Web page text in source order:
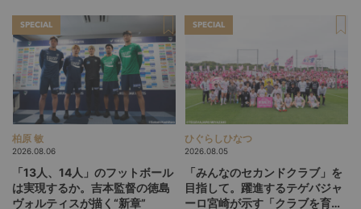
SPECIAL
柏原 敏
2026.08.06
「13人、14人」のフットボール
は実現するか。吉本監督の徳島
ヴォルティスが描く“新章”
SPECIAL
ひぐらしひなつ
2026.08.05
「みんなのセカンドクラブ」を
目指して。躍進するテゲバジャ
ーロ宮崎が示す「クラブを育て